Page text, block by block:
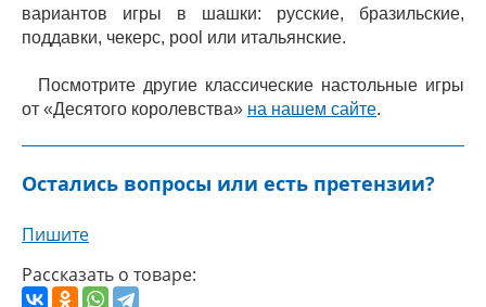
вариантов игры в шашки: русские, бразильские,
поддавки, чекерс, pool или итальянские.
Посмотрите другие классические настольные игры
от «Десятого королевства» на нашем сайте.
Остались вопросы или есть претензии?
Пишите
Рассказать о товаре: